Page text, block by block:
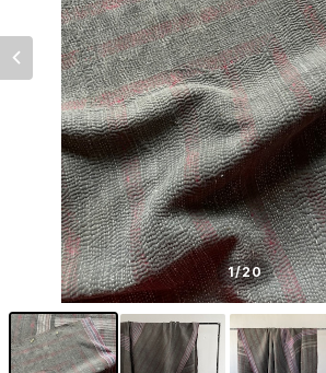
1/20